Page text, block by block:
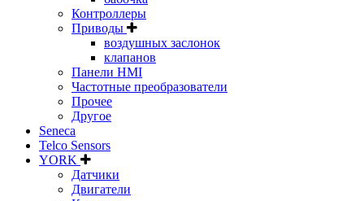
Контроллеры
Приводы
воздушных заслонок
клапанов
Панели HMI
Частотные преобразователи
Прочее
Другое
Seneca
Telco Sensors
YORK
Датчики
Двигатели